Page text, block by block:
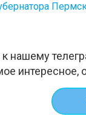
нашему
интересное,